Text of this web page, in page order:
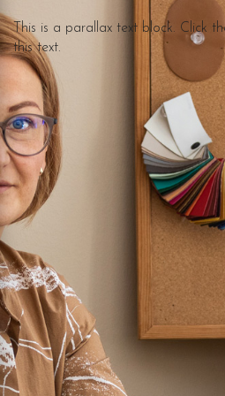
This is a parallax text block. Click
this text.